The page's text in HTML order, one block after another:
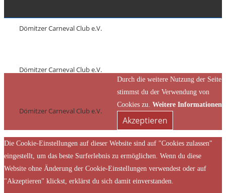
Dömitzer Carneval Club e.V.
Dömitzer Carneval Club e.V.
Dömitzer Carneval Club e.V.
Durch die weitere Nutzung der Seite
stimmst du der Verwendung von
Cookies zu. Weitere Informationen
Akzeptieren
Die Cookie-Einstellungen auf dieser Website sind auf "Cookies zulassen"
eingestellt, um das beste Surferlebnis zu ermöglichen. Wenn du diese
Website ohne Änderung der Cookie-Einstellungen verwendest oder auf
"Akzeptieren" klickst, erklärst du sich damit einverstanden.